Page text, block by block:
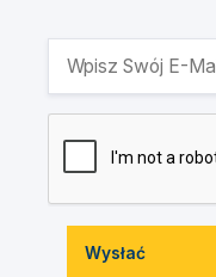
Wysłać